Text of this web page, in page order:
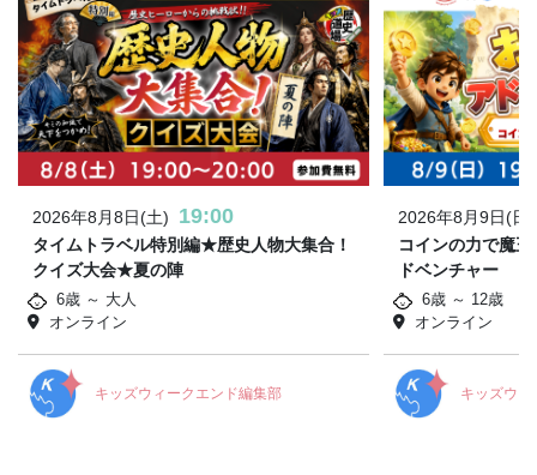
2026年8月8日(土) 19:00
タイムトラベル特別編★歴史人物大集合！
クイズ大会★夏の陣
6歳 ～ 大人
オンライン
キッズウィークエンド編集部
2026年8月9日(日)
コインの力で魔
ドベンチャー
6歳 ～ 12歳
オンライン
キッズウィ